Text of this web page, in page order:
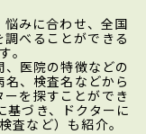
みに合わせ、全国
べることができる
。
医院の特徴などの
、検査名などから
を探すことができ
基づき、ドクターに
査など）も紹介。